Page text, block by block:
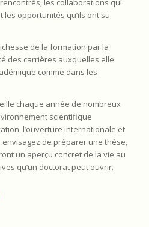
les collaborations qui
opportunités qu’ils ont su
de la formation par la
des carrières auxquelles elle
comme dans les
chaque année de nombreux
scientifique
l’ouverture internationale et
de préparer une thèse,
un aperçu concret de la vie au
qu’un doctorat peut ouvrir.